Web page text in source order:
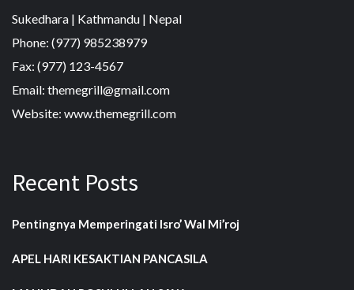
Sukedhara | Kathmandu | Nepal
Phone: (977) 985238979
Fax: (977) 123-4567
Email: themegrill@gmail.com
Website: www.themegrill.com
Recent Posts
Pentingnya Memperingati Isro’ Wal Mi’roj
APEL HARI KESAKTIAN PANCASILA